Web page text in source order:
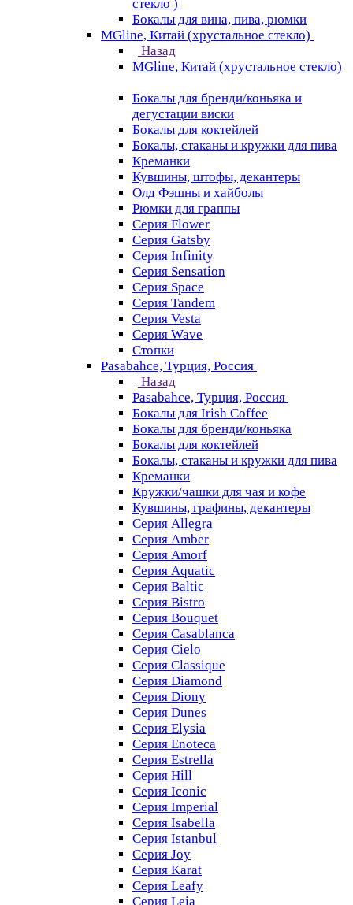
стекло )
Бокалы для вина, пива, рюмки
MGline, Китай (хрустальное стекло)
Назад
MGline, Китай (хрустальное стекло)
Бокалы для бренди/коньяка и
дегустации виски
Бокалы для коктейлей
Бокалы, стаканы и кружки для пива
Креманки
Кувшины, штофы, декантеры
Олд Фэшны и хайболы
Рюмки для граппы
Серия Flower
Серия Gatsby
Серия Infinity
Серия Sensation
Серия Space
Серия Tandem
Серия Vesta
Серия Wave
Стопки
Pasabahce, Турция, Россия
Назад
Pasabahce, Турция, Россия
Бокалы для Irish Coffee
Бокалы для бренди/коньяка
Бокалы для коктейлей
Бокалы, стаканы и кружки для пива
Креманки
Кружки/чашки для чая и кофе
Кувшины, графины, декантеры
Серия Allegra
Серия Amber
Серия Amorf
Серия Aquatic
Серия Baltic
Серия Bistro
Серия Bouquet
Серия Casablanсa
Серия Cielo
Серия Classique
Серия Diamond
Серия Diony
Серия Dunes
Серия Elysia
Серия Enoteca
Серия Estrella
Серия Hill
Серия Iconic
Серия Imperial
Серия Isabella
Серия Istanbul
Серия Joy
Серия Karat
Серия Leafy
Серия Leia